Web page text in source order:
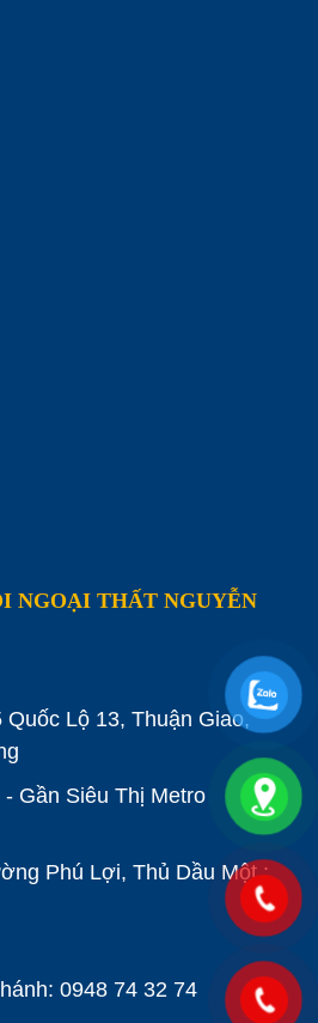
NGOẠI THẤT NGUYỄN
Quốc Lộ 13, Thuận Giao,
Gần Siêu Thị Metro
Phú Lợi, Thủ Dầu Một :
0948 74 32 74